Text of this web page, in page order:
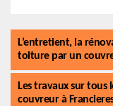
L’entretient, la
toiture par un
Les travaux sur
couvreur à